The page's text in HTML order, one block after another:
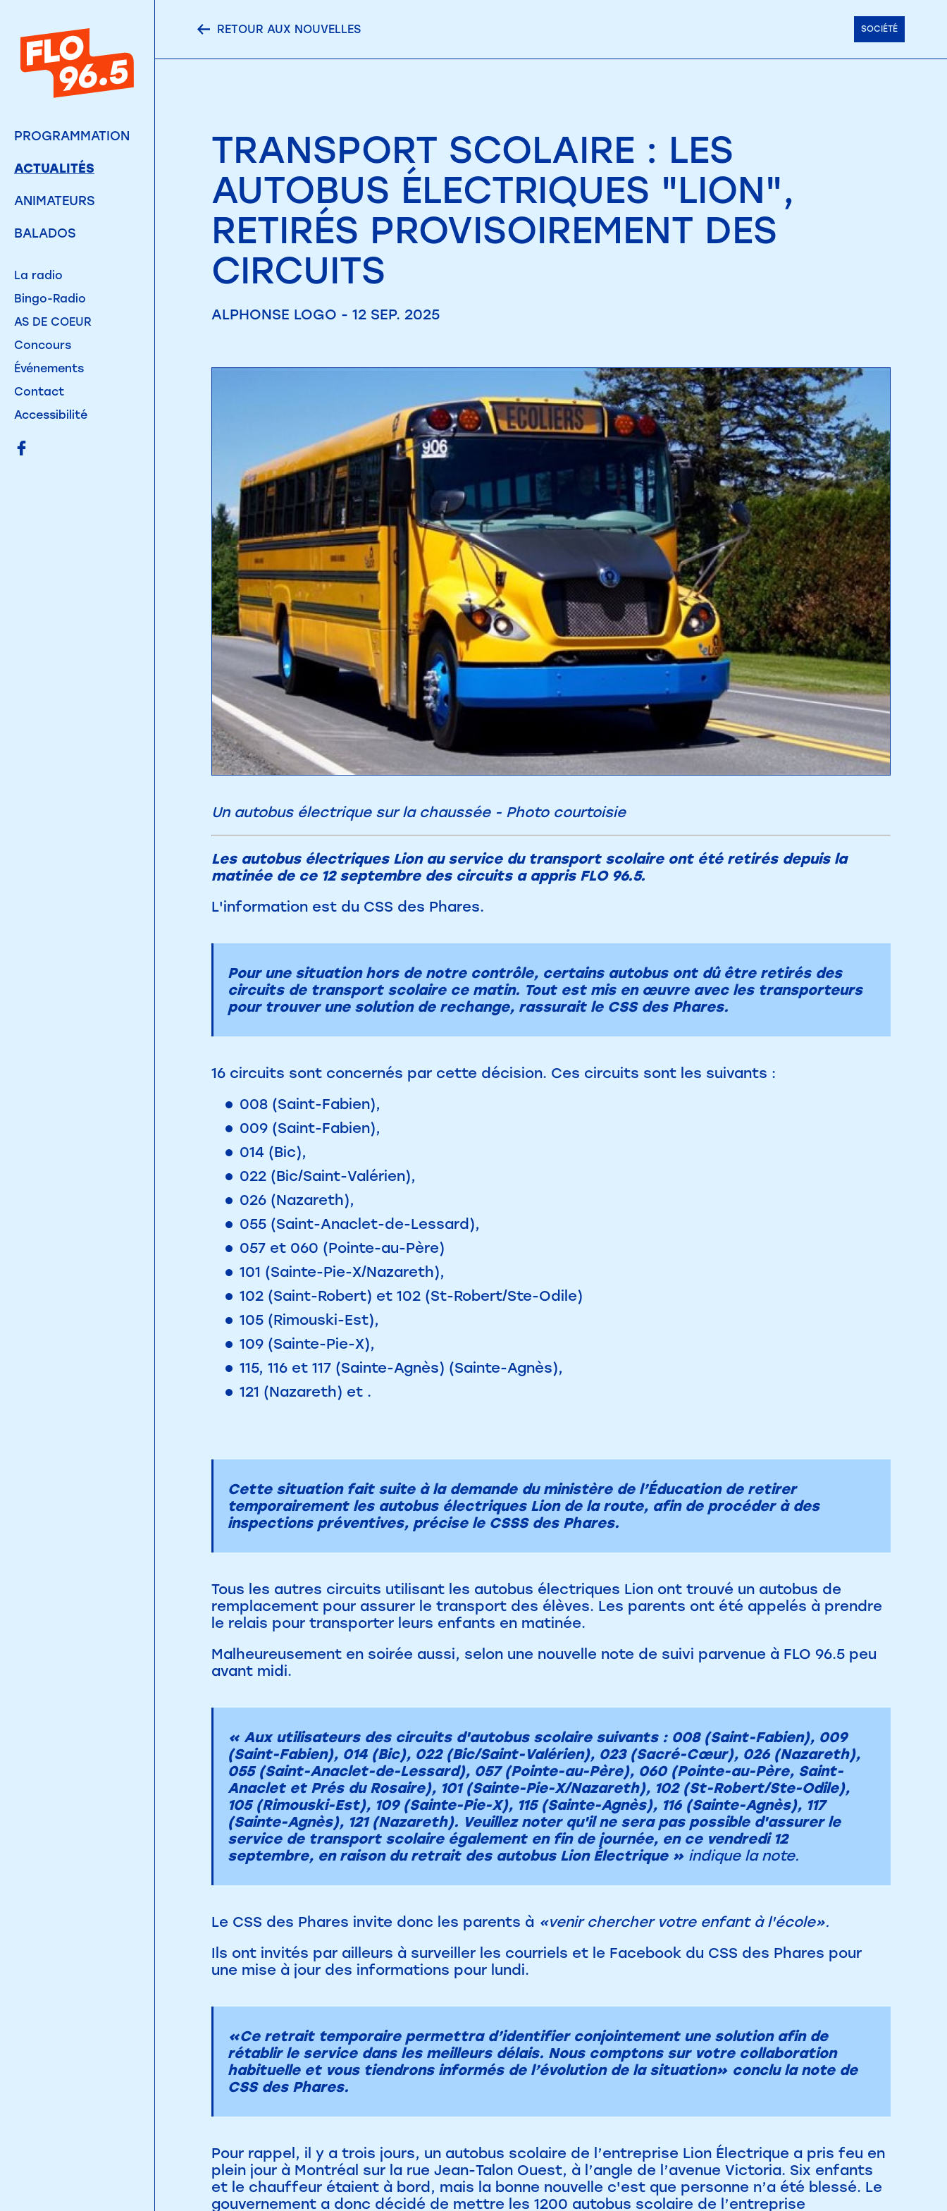
PROGRAMMATION
ACTUALITÉS
ANIMATEURS
BALADOS
La radio
Bingo-Radio
AS DE COEUR
Concours
Événements
Contact
Accessibilité
RETOUR AUX NOUVELLES SOCIÉTÉ
TRANSPORT SCOLAIRE : LES
AUTOBUS ÉLECTRIQUES "LION",
RETIRÉS PROVISOIREMENT DES
CIRCUITS
ALPHONSE LOGO - 12 SEP. 2025
Un autobus électrique sur la chaussée - Photo courtoisie
Les autobus électriques Lion au service du transport scolaire ont été retirés depuis la
matinée de ce 12 septembre des circuits a appris FLO 96.5.
L'information est du CSS des Phares.
Pour une situation hors de notre contrôle, certains autobus ont dû être retirés des
circuits de transport scolaire ce matin. Tout est mis en œuvre avec les transporteurs
pour trouver une solution de rechange, rassurait le CSS des Phares.
16 circuits sont concernés par cette décision. Ces circuits sont les suivants :
008 (Saint-Fabien),
009 (Saint-Fabien),
014 (Bic),
022 (Bic/Saint-Valérien),
026 (Nazareth),
055 (Saint-Anaclet-de-Lessard),
057 et 060 (Pointe-au-Père)
101 (Sainte-Pie-X/Nazareth),
102 (Saint-Robert) et 102 (St-Robert/Ste-Odile)
105 (Rimouski-Est),
109 (Sainte-Pie-X),
115, 116 et 117 (Sainte-Agnès) (Sainte-Agnès),
121 (Nazareth) et .
Cette situation fait suite à la demande du ministère de l’Éducation de retirer
temporairement les autobus électriques Lion de la route, afin de procéder à des
inspections préventives, précise le CSSS des Phares.
Tous les autres circuits utilisant les autobus électriques Lion ont trouvé un autobus de
remplacement pour assurer le transport des élèves. Les parents ont été appelés à prendre
le relais pour transporter leurs enfants en matinée.
Malheureusement en soirée aussi, selon une nouvelle note de suivi parvenue à FLO 96.5 peu
avant midi.
« Aux utilisateurs des circuits d'autobus scolaire suivants : 008 (Saint-Fabien), 009
(Saint-Fabien), 014 (Bic), 022 (Bic/Saint-Valérien), 023 (Sacré-Cœur), 026 (Nazareth),
055 (Saint-Anaclet-de-Lessard), 057 (Pointe-au-Père), 060 (Pointe-au-Père, Saint-
Anaclet et Prés du Rosaire), 101 (Sainte-Pie-X/Nazareth), 102 (St-Robert/Ste-Odile),
105 (Rimouski-Est), 109 (Sainte-Pie-X), 115 (Sainte-Agnès), 116 (Sainte-Agnès), 117
(Sainte-Agnès), 121 (Nazareth). Veuillez noter qu'il ne sera pas possible d'assurer le
service de transport scolaire également en fin de journée, en ce vendredi 12
septembre, en raison du retrait des autobus Lion Électrique » indique la note.
Le CSS des Phares invite donc les parents à «venir chercher votre enfant à l'école».
Ils ont invités par ailleurs à surveiller les courriels et le Facebook du CSS des Phares pour
une mise à jour des informations pour lundi.
«Ce retrait temporaire permettra d’identifier conjointement une solution afin de
rétablir le service dans les meilleurs délais. Nous comptons sur votre collaboration
habituelle et vous tiendrons informés de l’évolution de la situation» conclu la note de
CSS des Phares.
Pour rappel, il y a trois jours, un autobus scolaire de l’entreprise Lion Électrique a pris feu en
plein jour à Montréal sur la rue Jean-Talon Ouest, à l’angle de l’avenue Victoria. Six enfants
et le chauffeur étaient à bord, mais la bonne nouvelle c'est que personne n’a été blessé. Le
gouvernement a donc décidé de mettre les 1200 autobus scolaire de l’entreprise